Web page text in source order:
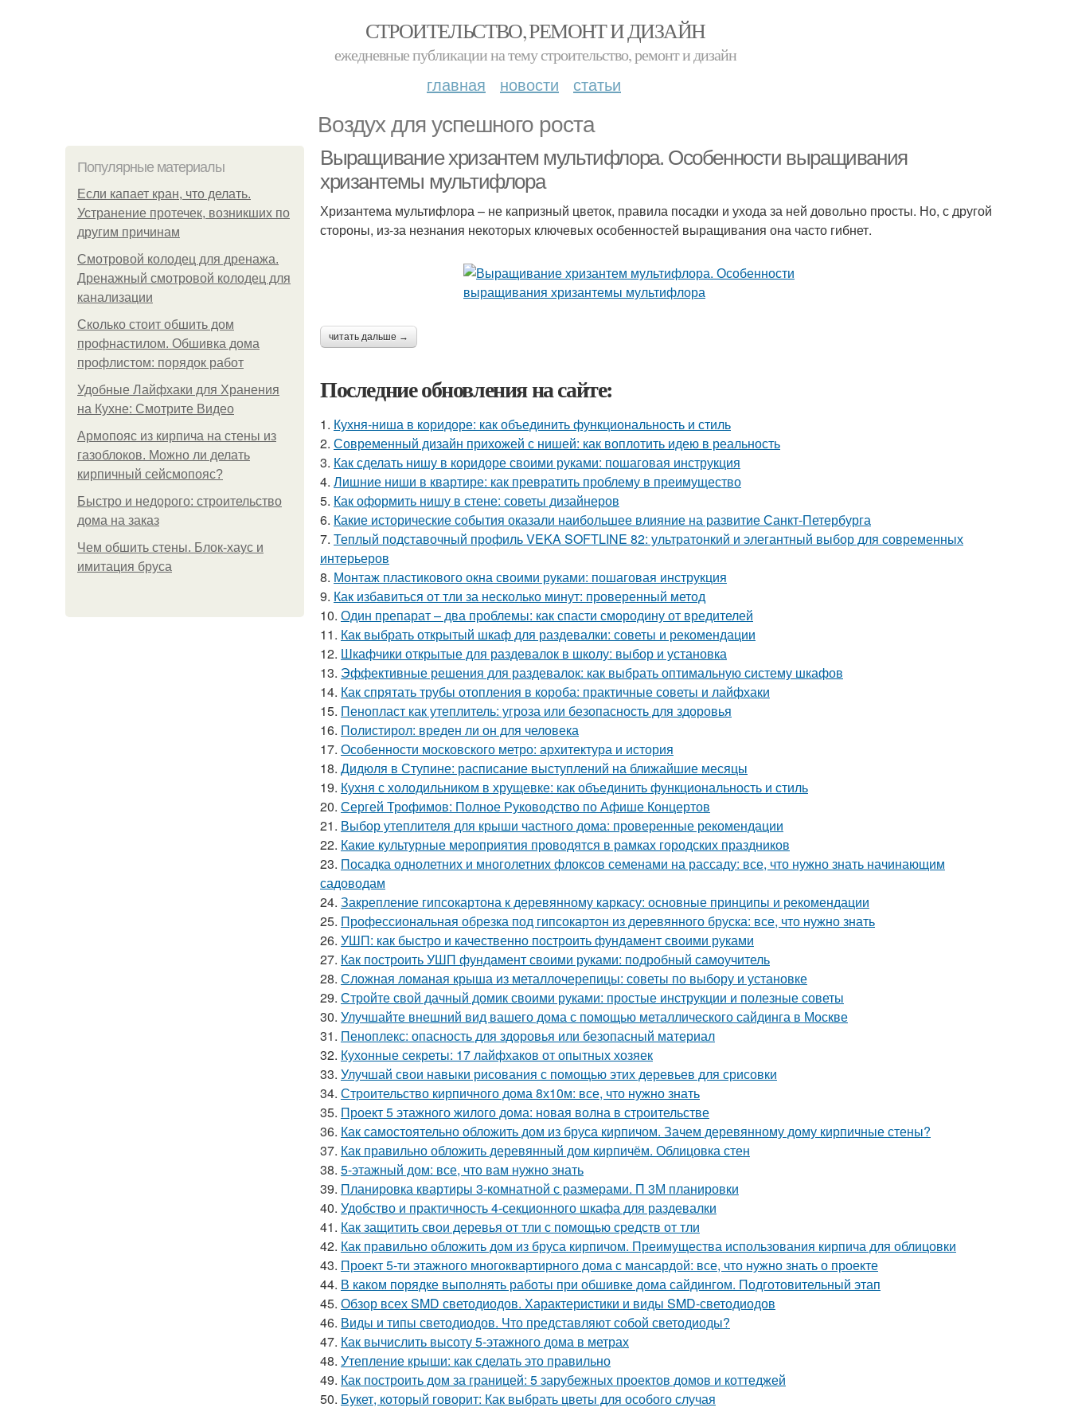
СТРОИТЕЛЬСТВО, РЕМОНТ И ДИЗАЙН
ежедневные публикации на тему строительство, ремонт и дизайн
главная новости статьи
Воздух для успешного роста
Популярные материалы
Если капает кран, что делать.
Устранение протечек, возникших по
другим причинам
Смотровой колодец для дренажа.
Дренажный смотровой колодец для
канализации
Сколько стоит обшить дом
профнастилом. Обшивка дома
профлистом: порядок работ
Удобные Лайфхаки для Хранения
на Кухне: Смотрите Видео
Армопояс из кирпича на стены из
газоблоков. Можно ли делать
кирпичный сейсмопояс?
Быстро и недорого: строительство
дома на заказ
Чем обшить стены. Блок-хаус и
имитация бруса
Выращивание хризантем мультифлора. Особенности выращивания
хризантемы мультифлора
Хризантема мультифлора – не капризный цветок, правила посадки и ухода за ней довольно просты. Но, с другой
стороны, из-за незнания некоторых ключевых особенностей выращивания она часто гибнет.
читать дальше →
Последние обновления на сайте:
1. Кухня-ниша в коридоре: как объединить функциональность и стиль
2. Современный дизайн прихожей с нишей: как воплотить идею в реальность
3. Как сделать нишу в коридоре своими руками: пошаговая инструкция
4. Лишние ниши в квартире: как превратить проблему в преимущество
5. Как оформить нишу в стене: советы дизайнеров
6. Какие исторические события оказали наибольшее влияние на развитие Санкт-Петербурга
7. Теплый подставочный профиль VEKA SOFTLINE 82: ультратонкий и элегантный выбор для современных
интерьеров
8. Монтаж пластикового окна своими руками: пошаговая инструкция
9. Как избавиться от тли за несколько минут: проверенный метод
10. Один препарат – два проблемы: как спасти смородину от вредителей
11. Как выбрать открытый шкаф для раздевалки: советы и рекомендации
12. Шкафчики открытые для раздевалок в школу: выбор и установка
13. Эффективные решения для раздевалок: как выбрать оптимальную систему шкафов
14. Как спрятать трубы отопления в короба: практичные советы и лайфхаки
15. Пенопласт как утеплитель: угроза или безопасность для здоровья
16. Полистирол: вреден ли он для человека
17. Особенности московского метро: архитектура и история
18. Дидюля в Ступине: расписание выступлений на ближайшие месяцы
19. Кухня с холодильником в хрущевке: как объединить функциональность и стиль
20. Сергей Трофимов: Полное Руководство по Афише Концертов
21. Выбор утеплителя для крыши частного дома: проверенные рекомендации
22. Какие культурные мероприятия проводятся в рамках городских праздников
23. Посадка однолетних и многолетних флоксов семенами на рассаду: все, что нужно знать начинающим
садоводам
24. Закрепление гипсокартона к деревянному каркасу: основные принципы и рекомендации
25. Профессиональная обрезка под гипсокартон из деревянного бруска: все, что нужно знать
26. УШП: как быстро и качественно построить фундамент своими руками
27. Как построить УШП фундамент своими руками: подробный самоучитель
28. Сложная ломаная крыша из металлочерепицы: советы по выбору и установке
29. Стройте свой дачный домик своими руками: простые инструкции и полезные советы
30. Улучшайте внешний вид вашего дома с помощью металлического сайдинга в Москве
31. Пеноплекс: опасность для здоровья или безопасный материал
32. Кухонные секреты: 17 лайфхаков от опытных хозяек
33. Улучшай свои навыки рисования с помощью этих деревьев для срисовки
34. Строительство кирпичного дома 8х10м: все, что нужно знать
35. Проект 5 этажного жилого дома: новая волна в строительстве
36. Как самостоятельно обложить дом из бруса кирпичом. Зачем деревянному дому кирпичные стены?
37. Как правильно обложить деревянный дом кирпичём. Облицовка стен
38. 5-этажный дом: все, что вам нужно знать
39. Планировка квартиры 3-комнатной с размерами. П 3М планировки
40. Удобство и практичность 4-секционного шкафа для раздевалки
41. Как защитить свои деревья от тли с помощью средств от тли
42. Как правильно обложить дом из бруса кирпичом. Преимущества использования кирпича для облицовки
43. Проект 5-ти этажного многоквартирного дома с мансардой: все, что нужно знать о проекте
44. В каком порядке выполнять работы при обшивке дома сайдингом. Подготовительный этап
45. Обзор всех SMD светодиодов. Характеристики и виды SMD-светодиодов
46. Виды и типы светодиодов. Что представляют собой светодиоды?
47. Как вычислить высоту 5-этажного дома в метрах
48. Утепление крыши: как сделать это правильно
49. Как построить дом за границей: 5 зарубежных проектов домов и коттеджей
50. Букет, который говорит: Как выбрать цветы для особого случая